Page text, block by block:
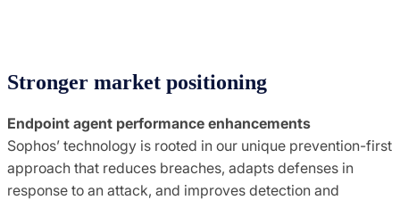
Stronger market positioning
Endpoint agent performance enhancements
Sophos’ technology is rooted in our unique prevention-first
approach that reduces breaches, adapts defenses in
response to an attack, and improves detection and